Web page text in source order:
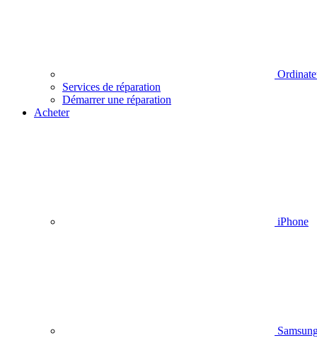
Services de réparation
Démarrer une réparation
Acheter
iPhone